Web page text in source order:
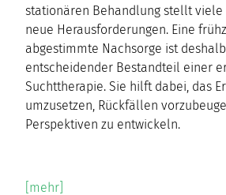
stationären Behandlung stellt viele
neue Herausforderungen. Eine
abgestimmte Nachsorge ist
entscheidender Bestandteil einer
Suchttherapie. Sie hilft dabei, das
umzusetzen, Rückfällen
Perspektiven zu entwickeln.
[mehr]